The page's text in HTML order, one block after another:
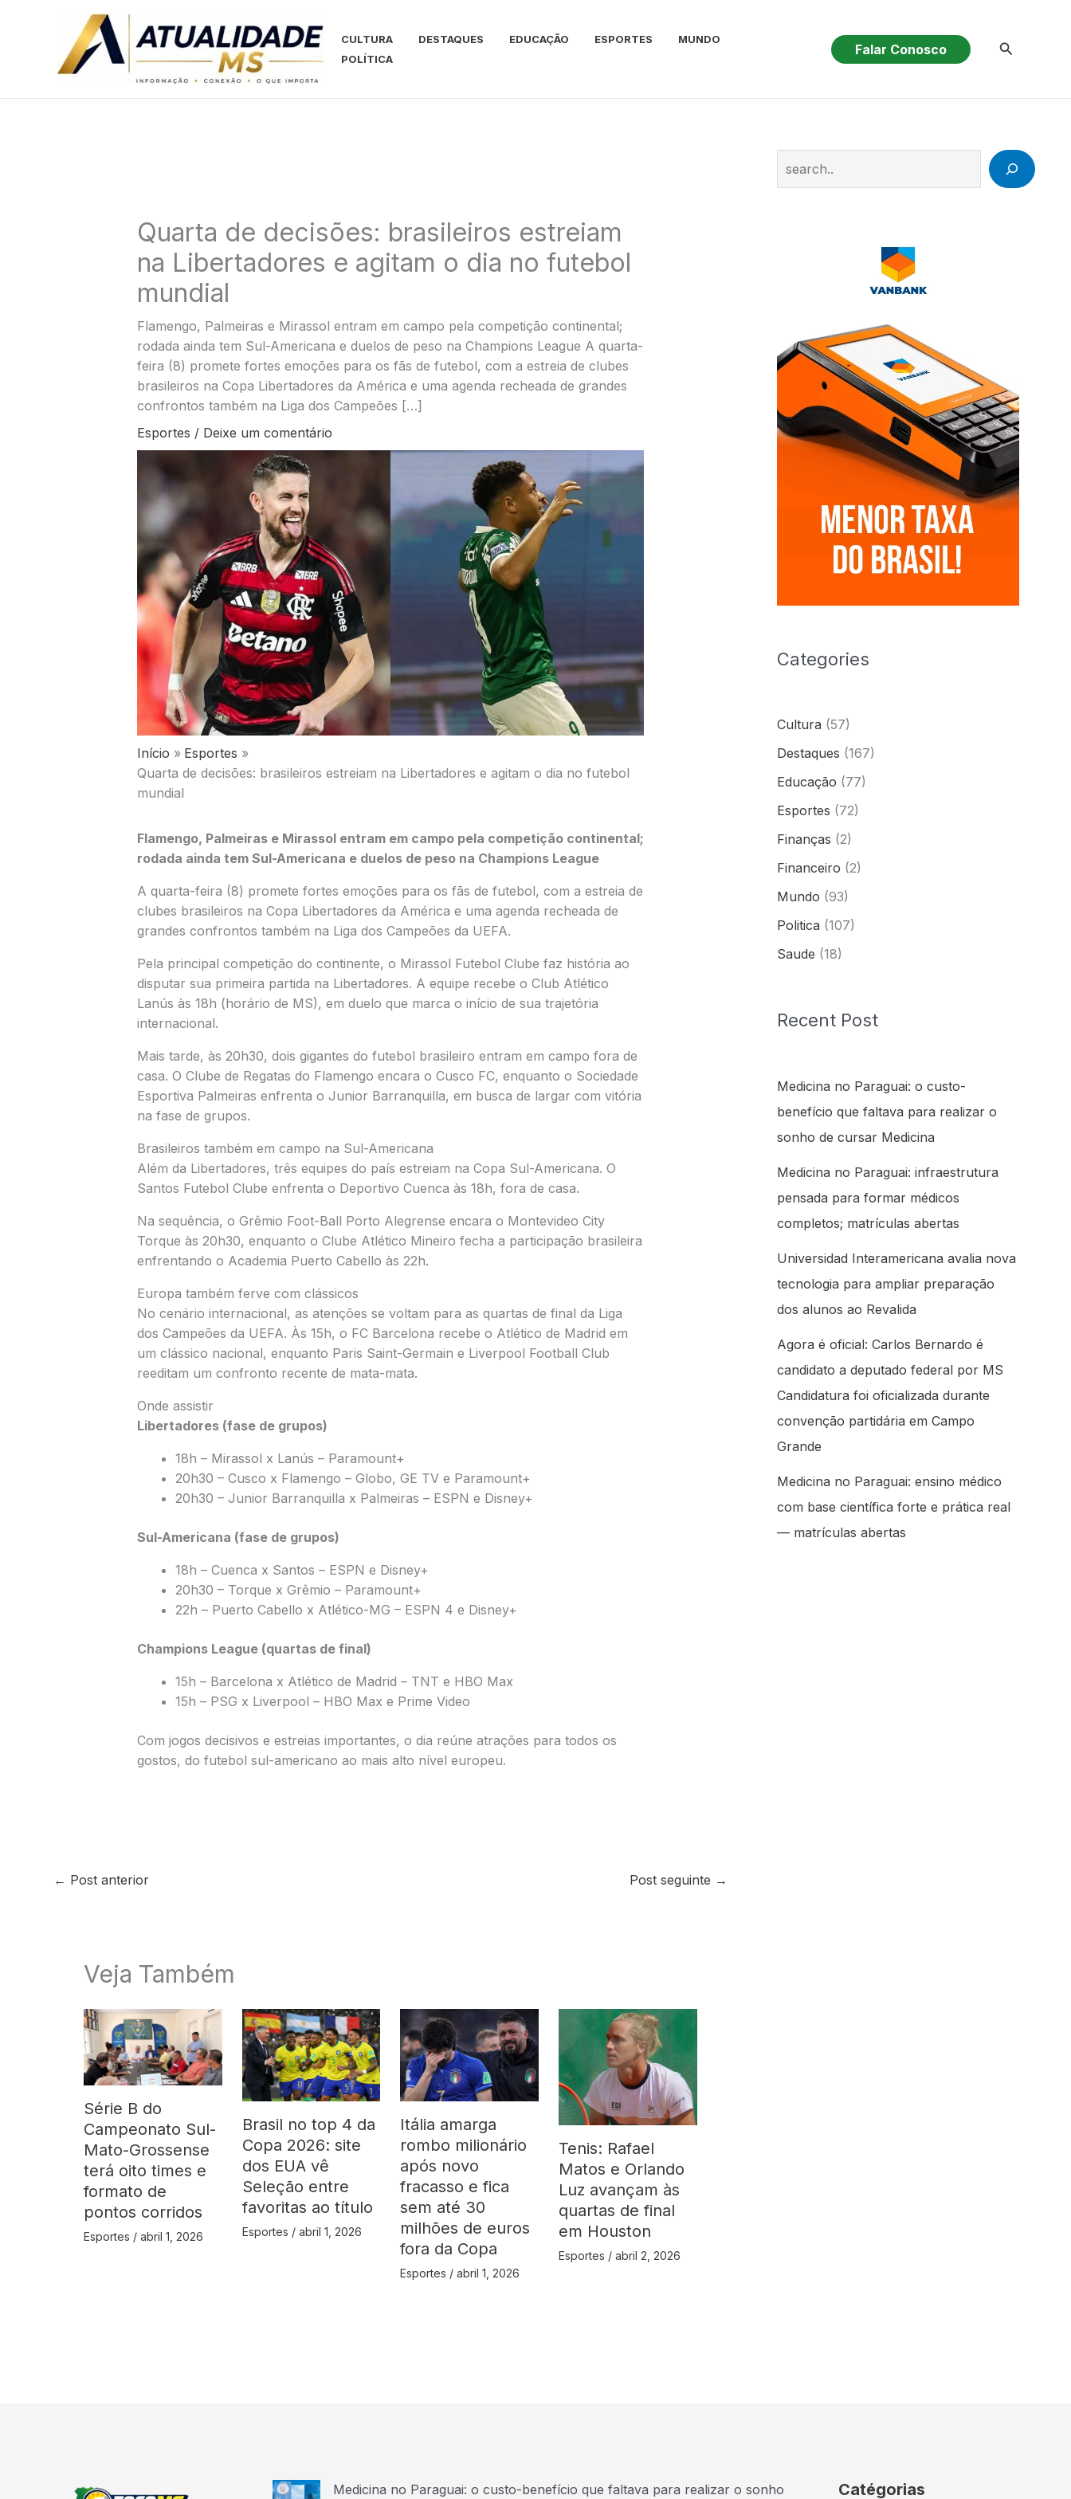
CULTURA DESTAQUES EDUCAÇÃO ESPORTES
MUNDO
POLÍTICA
Falar Conosco Pesquisar
Quarta de decisões: brasileiros estreiam
na Libertadores e agitam o dia no futebol
mundial
Flamengo, Palmeiras e Mirassol entram em campo pela competição continental;
rodada ainda tem Sul-Americana e duelos de peso na Champions League A quarta-
feira (8) promete fortes emoções para os fãs de futebol, com a estreia de clubes
brasileiros na Copa Libertadores da América e uma agenda recheada de grandes
confrontos também na Liga dos Campeões […]
Esportes / Deixe um comentário
Início
Esportes
Quarta de decisões: brasileiros estreiam na Libertadores e agitam o dia no futebol
mundial
Flamengo, Palmeiras e Mirassol entram em campo pela competição continental;
rodada ainda tem Sul-Americana e duelos de peso na Champions League
A quarta-feira (8) promete fortes emoções para os fãs de futebol, com a estreia de
clubes brasileiros na Copa Libertadores da América e uma agenda recheada de
grandes confrontos também na Liga dos Campeões da UEFA.
Pela principal competição do continente, o Mirassol Futebol Clube faz história ao
disputar sua primeira partida na Libertadores. A equipe recebe o Club Atlético
Lanús às 18h (horário de MS), em duelo que marca o início de sua trajetória
internacional.
Mais tarde, às 20h30, dois gigantes do futebol brasileiro entram em campo fora de
casa. O Clube de Regatas do Flamengo encara o Cusco FC, enquanto o Sociedade
Esportiva Palmeiras enfrenta o Junior Barranquilla, em busca de largar com vitória
na fase de grupos.
Brasileiros também em campo na Sul-Americana
Além da Libertadores, três equipes do país estreiam na Copa Sul-Americana. O
Santos Futebol Clube enfrenta o Deportivo Cuenca às 18h, fora de casa.
Na sequência, o Grêmio Foot-Ball Porto Alegrense encara o Montevideo City
Torque às 20h30, enquanto o Clube Atlético Mineiro fecha a participação brasileira
enfrentando o Academia Puerto Cabello às 22h.
Europa também ferve com clássicos
No cenário internacional, as atenções se voltam para as quartas de final da Liga
dos Campeões da UEFA. Às 15h, o FC Barcelona recebe o Atlético de Madrid em
um clássico nacional, enquanto Paris Saint-Germain e Liverpool Football Club
reeditam um confronto recente de mata-mata.
Onde assistir
Libertadores (fase de grupos)
18h – Mirassol x Lanús – Paramount+
20h30 – Cusco x Flamengo – Globo, GE TV e Paramount+
20h30 – Junior Barranquilla x Palmeiras – ESPN e Disney+
Sul-Americana (fase de grupos)
18h – Cuenca x Santos – ESPN e Disney+
20h30 – Torque x Grêmio – Paramount+
22h – Puerto Cabello x Atlético-MG – ESPN 4 e Disney+
Champions League (quartas de final)
15h – Barcelona x Atlético de Madrid – TNT e HBO Max
15h – PSG x Liverpool – HBO Max e Prime Video
Com jogos decisivos e estreias importantes, o dia reúne atrações para todos os
gostos, do futebol sul-americano ao mais alto nível europeu.
← Post anterior Post seguinte →
Veja Também
Série B do
Campeonato Sul-
Mato-Grossense
terá oito times e
formato de
pontos corridos
Esportes / abril 1, 2026
Brasil no top 4 da
Copa 2026: site
dos EUA vê
Seleção entre
favoritas ao título
Esportes / abril 1, 2026
Itália amarga
rombo milionário
após novo
fracasso e fica
sem até 30
milhões de euros
fora da Copa
Esportes /abril 1, 2026
Tenis: Rafael
Matos e Orlando
Luz avançam às
quartas de final
em Houston
Esportes /abril 2, 2026
Categories
Cultura (57)
Destaques (167)
Educação (77)
Esportes (72)
Finanças (2)
Financeiro (2)
Mundo (93)
Politica (107)
Saude (18)
Recent Post
Medicina no Paraguai: o custo-
benefício que faltava para realizar o
sonho de cursar Medicina
Medicina no Paraguai: infraestrutura
pensada para formar médicos
completos; matrículas abertas
Universidad Interamericana avalia nova
tecnologia para ampliar preparação
dos alunos ao Revalida
Agora é oficial: Carlos Bernardo é
candidato a deputado federal por MS
Candidatura foi oficializada durante
convenção partidária em Campo
Grande
Medicina no Paraguai: ensino médico
com base científica forte e prática real
— matrículas abertas
Medicina no Paraguai: o custo-benefício que faltava para realizar o sonho Catégorias